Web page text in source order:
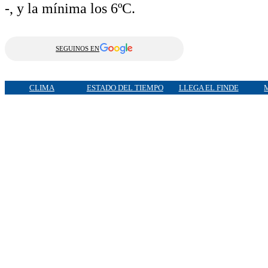
-, y la mínima los 6ºC.
SEGUINOS EN
CLIMA ESTADO DEL TIEMPO LLEGA EL FINDE